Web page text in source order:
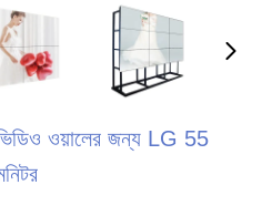
ওয়ালের জন্য LG 55